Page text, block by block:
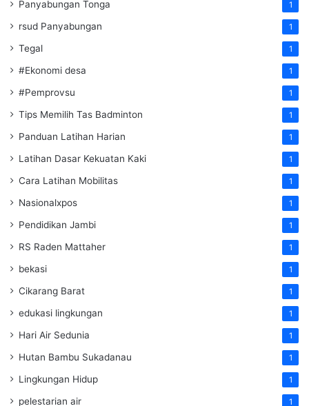
Panyabungan Tonga 1
rsud Panyabungan 1
Tegal 1
#Ekonomi desa 1
#Pemprovsu 1
Tips Memilih Tas Badminton 1
Panduan Latihan Harian 1
Latihan Dasar Kekuatan Kaki 1
Cara Latihan Mobilitas 1
Nasionalxpos 1
Pendidikan Jambi 1
RS Raden Mattaher 1
bekasi 1
Cikarang Barat 1
edukasi lingkungan 1
Hari Air Sedunia 1
Hutan Bambu Sukadanau 1
Lingkungan Hidup 1
pelestarian air 1